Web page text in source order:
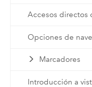
Accesos directos
Opciones de
Marcadores
Introducción a